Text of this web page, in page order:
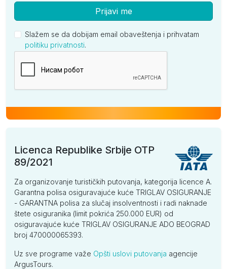
Prijavi me
Slažem se da dobijam email obaveštenja i prihvatam
politiku privatnosti.
Licenca Republike Srbije OTP
89/2021
Za organizovanje turističkih putovanja, kategorija licence A.
Garantna polisa osiguravajuće kuće TRIGLAV OSIGURANJE
- GARANTNA polisa za slučaj insolventnosti i radi naknade
štete osiguranika (limit pokrića 250.000 EUR) od
osiguravajuće kuće TRIGLAV OSIGURANJE ADO BEOGRAD
broj 470000065393.
Uz sve programe važe Opšti uslovi putovanja agencije
ArgusTours.